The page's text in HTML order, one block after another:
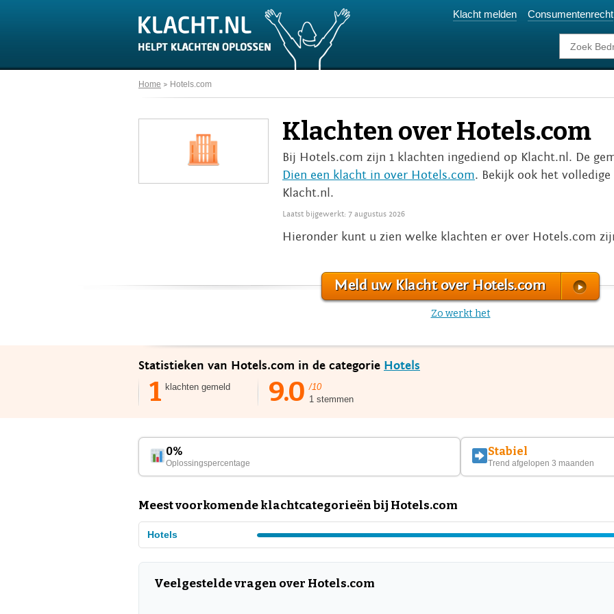
Klacht melden Consumentenrecht
Home Hotels.com
Klachten over Hotels.com
Bij Hotels.com zijn 1 klachten ingediend op Klacht.nl. De
Dien een klacht in over Hotels.com. Bekijk ook het volledige
Klacht.nl.
Laatst bijgewerkt: 7 augustus 2026
Hieronder kunt u zien welke klachten er over Hotels.com
Meld uw Klacht over Hotels.com
Zo werkt het
Statistieken van Hotels.com in de categorie Hotels
1 klachten gemeld 9.0 /10
1 stemmen
0%
Oplossingspercentage
Stabiel
Trend afgelopen 3 maanden
Meest voorkomende klachtcategorieën bij Hotels.com
Hotels
Veelgestelde vragen over Hotels.com